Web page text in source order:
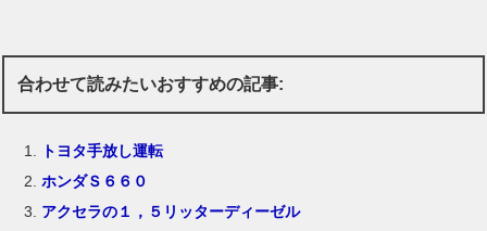
合わせて読みたいおすすめの記事:
トヨタ手放し運転
ホンダＳ６６０
アクセラの１，５リッターディーゼル